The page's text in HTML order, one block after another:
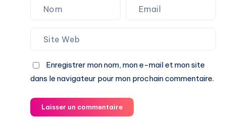
Enregistrer mon nom, mon e-mail et mon site
dans le navigateur pour mon prochain commentaire.
Laisser un commentaire